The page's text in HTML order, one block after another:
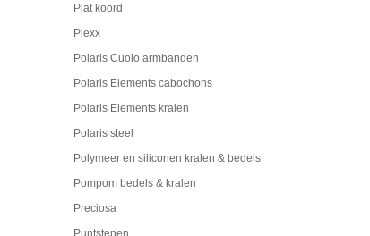
Plat koord
Plexx
Polaris Cuoio armbanden
Polaris Elements cabochons
Polaris Elements kralen
Polaris steel
Polymeer en siliconen kralen & bedels
Pompom bedels & kralen
Preciosa
Puntstenen